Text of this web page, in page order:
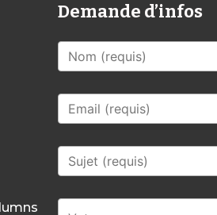
Demande d’infos